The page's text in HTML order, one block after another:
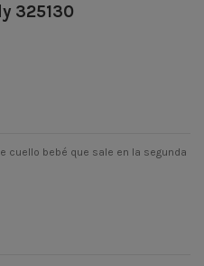
325130
cuello bebé que sale en la segunda